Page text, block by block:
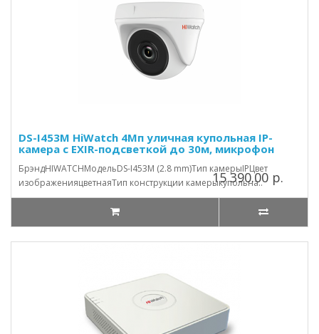
DS-I453M HiWatch 4Мп уличная купольная IP-
камера с EXIR-подсветкой до 30м, микрофон
БрэндHIWATCHМодельDS-I453M (2.8 mm)Тип камерыIPЦвет
изображенияцветнаяТип конструкции камерыкупольна..
15 390.00 р.